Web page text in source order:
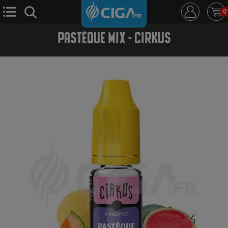
0
E-Cigarette E-Liquide
PASTÈQUE MIX - CIRKUS